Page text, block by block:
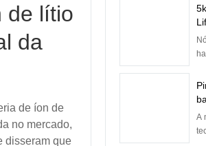
de lítio
da
de íon de
no mercado,
disseram que
A